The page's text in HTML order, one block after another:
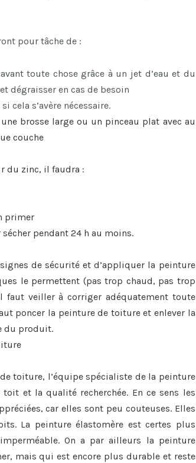
pour tâche de :
toute chose grâce à un jet d’eau et du
dégraisser en cas de besoin
cela s’avère nécessaire.
brosse large ou un pinceau plat avec au
couche
du zinc, il faudra :
primer
pendant 24 h au moins.
de sécurité et d’appliquer la peinture
le permettent (pas trop chaud, pas trop
faut veiller à corriger adéquatement toute
poncer la peinture de toiture et enlever la
du produit.
toiture, l’équipe spécialiste de la peinture
et la qualité recherchée. En ce sens les
car elles sont peu couteuses. Elles
La peinture élastomère est certes plus
On a par ailleurs la peinture
mais qui est encore plus durable et reste